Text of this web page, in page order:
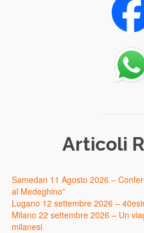
Articoli
Samedan 11 Agosto 2026 –
al Medeghino”
Lugano 12 settembre 2026 –
Milano 22 settembre 2026 – Un
milanesi